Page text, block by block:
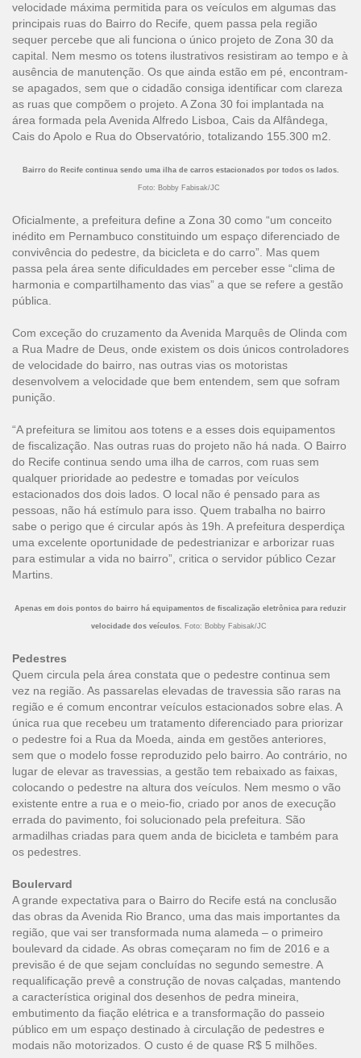
velocidade máxima permitida para os veículos em algumas das
principais ruas do Bairro do Recife, quem passa pela região
sequer percebe que ali funciona o único projeto de Zona 30 da
capital. Nem mesmo os totens ilustrativos resistiram ao tempo e à
ausência de manutenção. Os que ainda estão em pé, encontram-
se apagados, sem que o cidadão consiga identificar com clareza
as ruas que compõem o projeto. A Zona 30 foi implantada na
área formada pela Avenida Alfredo Lisboa, Cais da Alfândega,
Cais do Apolo e Rua do Observatório, totalizando 155.300 m2.
Bairro do Recife continua sendo uma ilha de carros estacionados por todos os lados.
Foto: Bobby Fabisak/JC
Oficialmente, a prefeitura define a Zona 30 como “um conceito
inédito em Pernambuco constituindo um espaço diferenciado de
convivência do pedestre, da bicicleta e do carro”. Mas quem
passa pela área sente dificuldades em perceber esse “clima de
harmonia e compartilhamento das vias” a que se refere a gestão
pública.
Com exceção do cruzamento da Avenida Marquês de Olinda com
a Rua Madre de Deus, onde existem os dois únicos controladores
de velocidade do bairro, nas outras vias os motoristas
desenvolvem a velocidade que bem entendem, sem que sofram
punição.
“A prefeitura se limitou aos totens e a esses dois equipamentos
de fiscalização. Nas outras ruas do projeto não há nada. O Bairro
do Recife continua sendo uma ilha de carros, com ruas sem
qualquer prioridade ao pedestre e tomadas por veículos
estacionados dos dois lados. O local não é pensado para as
pessoas, não há estímulo para isso. Quem trabalha no bairro
sabe o perigo que é circular após às 19h. A prefeitura desperdiça
uma excelente oportunidade de pedestrianizar e arborizar ruas
para estimular a vida no bairro”, critica o servidor público Cezar
Martins.
Apenas em dois pontos do bairro há equipamentos de fiscalização eletrônica para reduzir
velocidade dos veículos. Foto: Bobby Fabisak/JC
Pedestres
Quem circula pela área constata que o pedestre continua sem
vez na região. As passarelas elevadas de travessia são raras na
região e é comum encontrar veículos estacionados sobre elas. A
única rua que recebeu um tratamento diferenciado para priorizar
o pedestre foi a Rua da Moeda, ainda em gestões anteriores,
sem que o modelo fosse reproduzido pelo bairro. Ao contrário, no
lugar de elevar as travessias, a gestão tem rebaixado as faixas,
colocando o pedestre na altura dos veículos. Nem mesmo o vão
existente entre a rua e o meio-fio, criado por anos de execução
errada do pavimento, foi solucionado pela prefeitura. São
armadilhas criadas para quem anda de bicicleta e também para
os pedestres.
Boulervard
A grande expectativa para o Bairro do Recife está na conclusão
das obras da Avenida Rio Branco, uma das mais importantes da
região, que vai ser transformada numa alameda – o primeiro
boulevard da cidade. As obras começaram no fim de 2016 e a
previsão é de que sejam concluídas no segundo semestre. A
requalificação prevê a construção de novas calçadas, mantendo
a característica original dos desenhos de pedra mineira,
embutimento da fiação elétrica e a transformação do passeio
público em um espaço destinado à circulação de pedestres e
modais não motorizados. O custo é de quase R$ 5 milhões.